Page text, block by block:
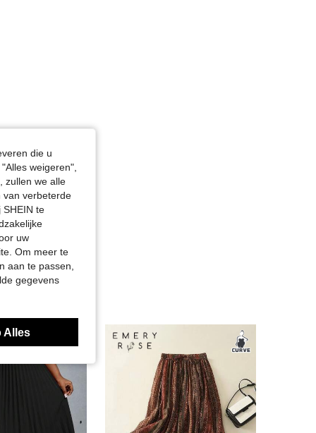
die u
weigeren",
zullen we alle
van verbeterde
te
uw
Om meer te
aan te passen,
gegevens
Alles